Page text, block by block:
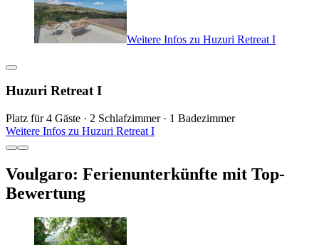
Weitere Infos zu Huzuri Retreat I
Huzuri Retreat I
Platz für 4 Gäste · 2 Schlafzimmer · 1 Badezimmer
Weitere Infos zu Huzuri Retreat I
Voulgaro: Ferienunterkünfte mit Top-
Bewertung